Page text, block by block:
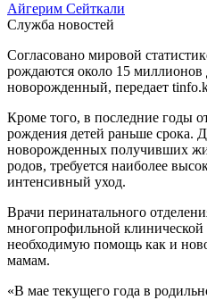
Айгерим Сейткали
Служба новостей
Согласовано мировой
рождаются около 15 миллионов
новорожденный, передает
Кроме того, в последние годы
рождения детей раньше срока.
новорожденных получивших
родов, требуется наиболее
интенсивный уход.
Врачи перинатального
многопрофильной
необходимую помощь как и
мамам.
«В мае текущего года в